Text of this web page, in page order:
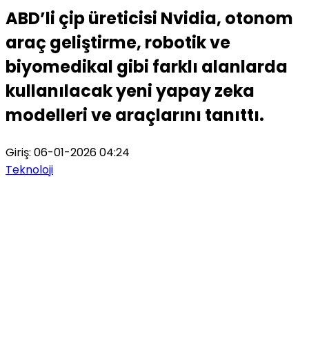
ABD’li çip üreticisi Nvidia, otonom
araç geliştirme, robotik ve
biyomedikal gibi farklı alanlarda
kullanılacak yeni yapay zeka
modelleri ve araçlarını tanıttı.
Giriş: 06-01-2026 04:24
Teknoloji